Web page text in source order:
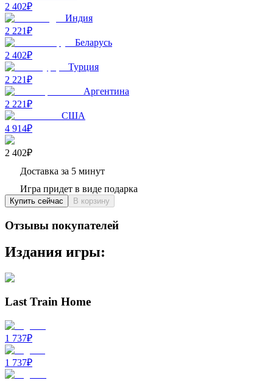
2 402₽
Индия
2 221₽
Беларусь
2 402₽
Турция
2 221₽
Аргентина
2 221₽
США
4 914₽
2 402₽
Доставка за 5 минут
Игра придет в виде подарка
Купить сейчас В корзину
Отзывы покупателей
Издания игры:
Last Train Home
1 737₽
1 737₽